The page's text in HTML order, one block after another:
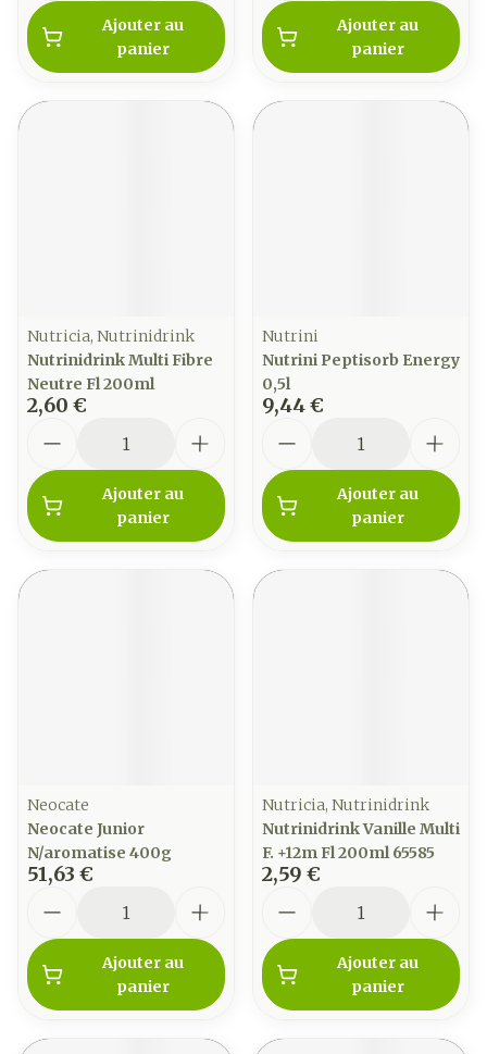
Ajouter au
panier
Ajouter au
panier
Nutricia, Nutrinidrink
Nutrinidrink Multi Fibre
Neutre Fl 200ml
2,60 €
Ajouter au
panier
Nutrini
Nutrini Peptisorb Energy
0,5l
9,44 €
Ajouter au
panier
Neocate
Neocate Junior
N/aromatise 400g
51,63 €
Ajouter au
panier
Nutricia, Nutrinidrink
Nutrinidrink Vanille Multi
F. +12m Fl 200ml 65585
2,59 €
Ajouter au
panier